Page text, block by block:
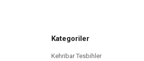
Kategoriler
Kehribar Tesbihler